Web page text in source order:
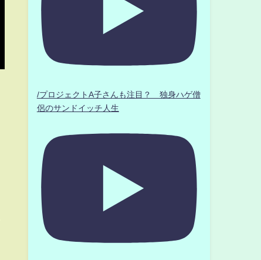
/プロジェクトA子さんも注目？ 独身ハゲ僧
侶のサンドイッチ人生